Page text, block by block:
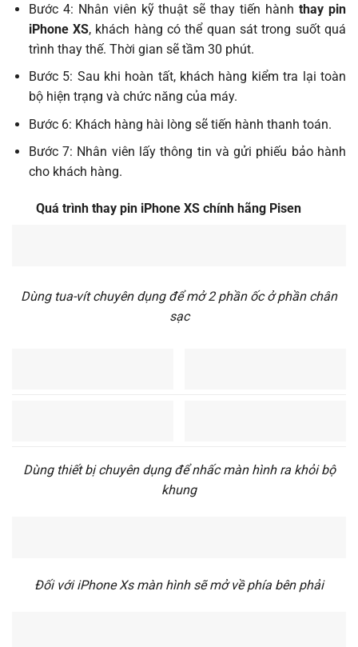
Bước 4: Nhân viên kỹ thuật sẽ thay tiến hànhthay pin
iPhone XS, khách hàng có thể quan sát trong suốt quá
trình thay thế. Thời gian sẽ tầm 30 phút.
Bước 5: Sau khi hoàn tất, khách hàng kiểm tra lại toàn
bộ hiện trạng và chức năng của máy.
Bước 6: Khách hàng hài lòng sẽ tiến hành thanh toán.
Bước 7: Nhân viên lấy thông tin và gửi phiếu bảo hành
cho khách hàng.
Quá trình thay pin iPhone XS chính hãng Pisen
Dùng tua-vít chuyên dụng để mở 2 phần ốc ở phần chân
sạc
Dùng thiết bị chuyên dụng để nhấc màn hình ra khỏi bộ
khung
Đối với iPhone Xs màn hình sẽ mở về phía bên phải